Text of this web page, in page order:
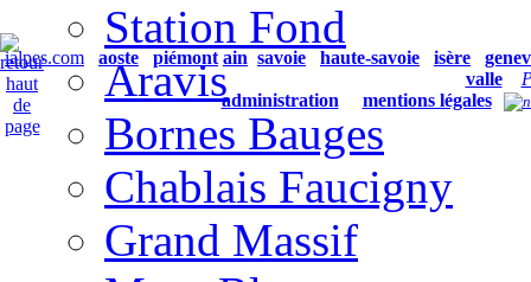
ialpes.com aoste piémont ain savoie haute-savoie isère
valle
administration
mentions légales
Station Fond
Aravis
Bornes Bauges
Chablais Faucigny
Grand Massif